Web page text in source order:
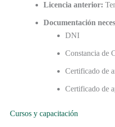
Licencia anterior:
Documentación
DNI
Constancia de
Certificado de
Certificado de
Cursos y capacitación